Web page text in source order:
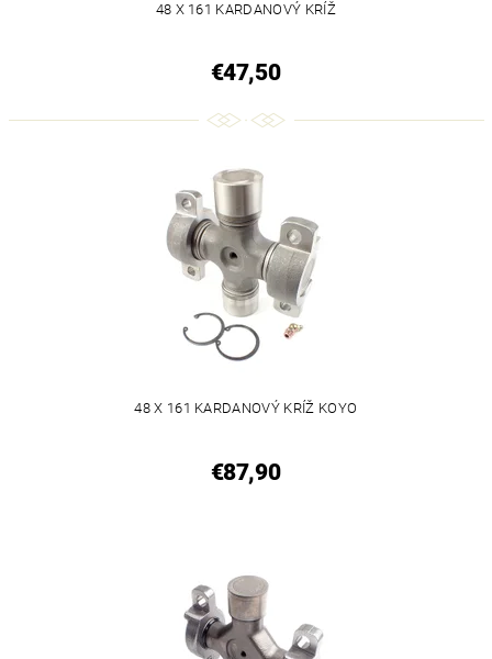
48 X 161 KARDANOVÝ KRÍŽ
€47,50
48 X 161 KARDANOVÝ KRÍŽ KOYO
€87,90